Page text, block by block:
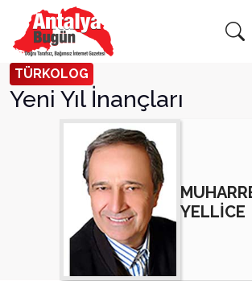
TÜRKOLOG
Yeni Yıl İnançları
YELLİCE
Arama Yap!